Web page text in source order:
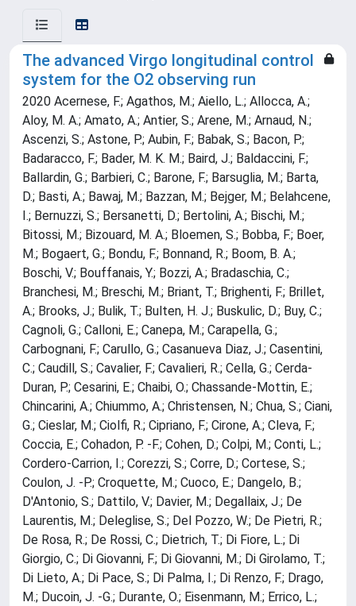
The advanced Virgo longitudinal control
system for the O2 observing run
2020 Acernese, F.; Agathos, M.; Aiello, L.; Allocca, A.;
Aloy, M. A.; Amato, A.; Antier, S.; Arene, M.; Arnaud, N.;
Ascenzi, S.; Astone, P.; Aubin, F.; Babak, S.; Bacon, P.;
Badaracco, F.; Bader, M. K. M.; Baird, J.; Baldaccini, F.;
Ballardin, G.; Barbieri, C.; Barone, F.; Barsuglia, M.; Barta,
D.; Basti, A.; Bawaj, M.; Bazzan, M.; Bejger, M.; Belahcene,
I.; Bernuzzi, S.; Bersanetti, D.; Bertolini, A.; Bischi, M.;
Bitossi, M.; Bizouard, M. A.; Bloemen, S.; Bobba, F.; Boer,
M.; Bogaert, G.; Bondu, F.; Bonnand, R.; Boom, B. A.;
Boschi, V.; Bouffanais, Y.; Bozzi, A.; Bradaschia, C.;
Branchesi, M.; Breschi, M.; Briant, T.; Brighenti, F.; Brillet,
A.; Brooks, J.; Bulik, T.; Bulten, H. J.; Buskulic, D.; Buy, C.;
Cagnoli, G.; Calloni, E.; Canepa, M.; Carapella, G.;
Carbognani, F.; Carullo, G.; Casanueva Diaz, J.; Casentini,
C.; Caudill, S.; Cavalier, F.; Cavalieri, R.; Cella, G.; Cerda-
Duran, P.; Cesarini, E.; Chaibi, O.; Chassande-Mottin, E.;
Chincarini, A.; Chiummo, A.; Christensen, N.; Chua, S.; Ciani,
G.; Cieslar, M.; Ciolfi, R.; Cipriano, F.; Cirone, A.; Cleva, F.;
Coccia, E.; Cohadon, P. -F.; Cohen, D.; Colpi, M.; Conti, L.;
Cordero-Carrion, I.; Corezzi, S.; Corre, D.; Cortese, S.;
Coulon, J. -P.; Croquette, M.; Cuoco, E.; Dangelo, B.;
D'Antonio, S.; Dattilo, V.; Davier, M.; Degallaix, J.; De
Laurentis, M.; Deleglise, S.; Del Pozzo, W.; De Pietri, R.;
De Rosa, R.; De Rossi, C.; Dietrich, T.; Di Fiore, L.; Di
Giorgio, C.; Di Giovanni, F.; Di Giovanni, M.; Di Girolamo, T.;
Di Lieto, A.; Di Pace, S.; Di Palma, I.; Di Renzo, F.; Drago,
M.; Ducoin, J. -G.; Durante, O.; Eisenmann, M.; Errico, L.;